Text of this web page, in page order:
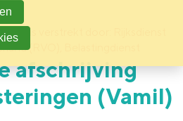
is verstrekt door: Rijksdienst
(RVO), Belastingdienst
afschrijving
(Vamil)